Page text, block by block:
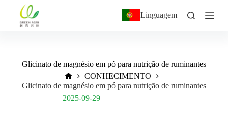
Linguagem
Glicinato de magnésio em pó para nutrição de ruminantes
CONHECIMENTO
Glicinato de magnésio em pó para nutrição de ruminantes
2025-09-29